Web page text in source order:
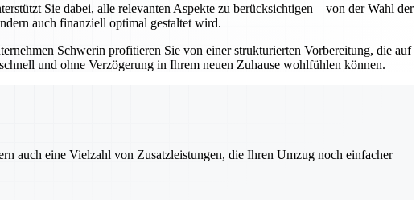
Sie dabei, alle relevanten Aspekte zu berücksichtigen – von der Wahl der
auch finanziell optimal gestaltet wird.
Schwerin profitieren Sie von einer strukturierten Vorbereitung, die auf
und ohne Verzögerung in Ihrem neuen Zuhause wohlfühlen können.
auch eine Vielzahl von Zusatzleistungen, die Ihren Umzug noch einfacher